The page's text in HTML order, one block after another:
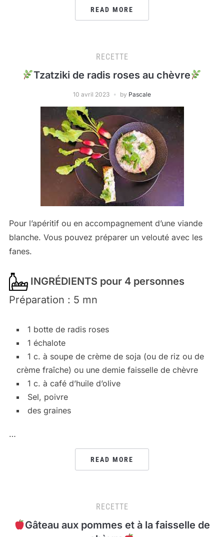
READ MORE
RECETTE
Tzatziki de radis roses au chèvre
10 avril 2023 by Pascale
Pour l’apéritif ou en accompagnement d’une viande
blanche. Vous pouvez préparer un velouté avec les
fanes.
INGRÉDIENTS pour 4 personnes
Préparation : 5 mn
1 botte de radis roses
1 échalote
1 c. à soupe de crème de soja (ou de riz ou de
crème fraîche) ou une demie faisselle de chèvre
1 c. à café d’huile d’olive
Sel, poivre
des graines
…
READ MORE
RECETTE
Gâteau aux pommes et à la faisselle de